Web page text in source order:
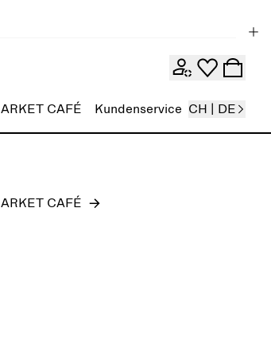
ARKET CAFÉ Kundenservice CH | DE
ARKET CAFÉ